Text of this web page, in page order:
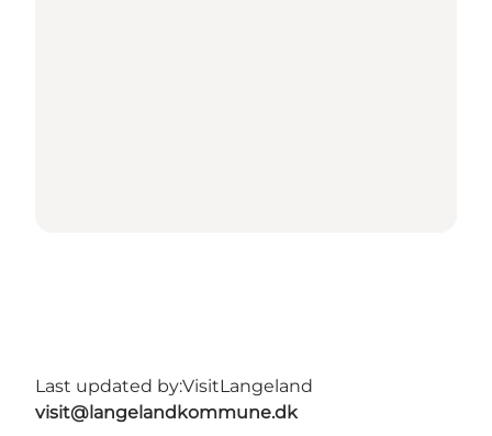
Last updated by:VisitLangeland
visit@langelandkommune.dk